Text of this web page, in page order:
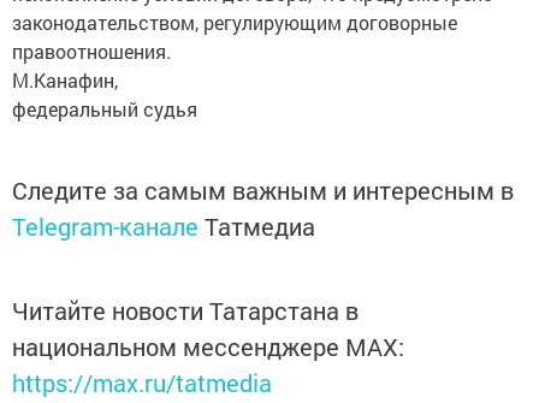
законодательством, регулирующим договорные
правоотношения.
М.Канафин,
федеральный судья
Следите за самым важным и интересным в
Telegram-канале Татмедиа
Читайте новости Татарстана в
национальном мессенджере MАХ:
https://max.ru/tatmedia